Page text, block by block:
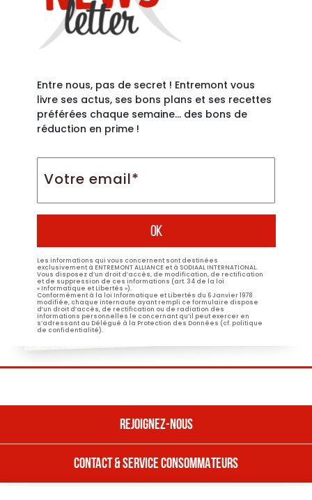
Entre nous, pas de secret ! Entremont vous
livre ses actus, ses bons plans et ses recettes
préférées chaque semaine… des bons de
réduction en prime !
email*
Les informations qui vous concernent sont destinées
exclusivement à ENTREMONT ALLIANCE et à SODIAAL INTERNATIONAL.
Vous disposez d’un droit d’accès, de modification, de rectification
et de suppression de ces informations (art. 34 de la loi
« Informatique et Libertés »).
Conformément à la loi Informatique et Libertés du 6 Janvier 1978
modifiée, chaque internaute ayant rempli ce formulaire dispose
d’un droit d’accès, de rectification ou de radiation des
informations personnelles le concernant qu’il peut exercer en
s’adressant au Délégué à la Protection des Données (cf. politique
de confidentialité).
REJOIGNEZ-NOUS
REJOIGNEZ NOUS
CONTACT & SERVICE CONSOMMATEURS